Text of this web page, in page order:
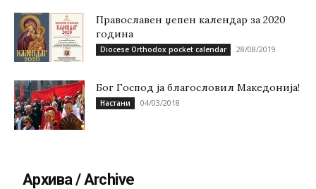
Православен џепен календар за 2020
година
Diocese Orthodox pocket calendar 28/08/2019
Бог Господ ја благословил Македонија!
Настани 04/03/2018
Архива / Archive